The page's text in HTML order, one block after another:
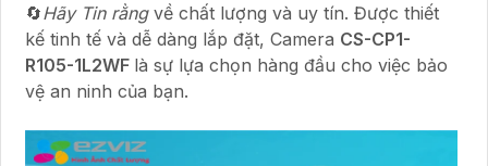
🔄Hãy Tin rằngvề chất lượng và uy tín. Được thiết
kế tinh tế và dễ dàng lắp đặt, Camera CS-CP1-
R105-1L2WF là sự lựa chọn hàng đầu cho việc bảo
vệ an ninh của bạn.